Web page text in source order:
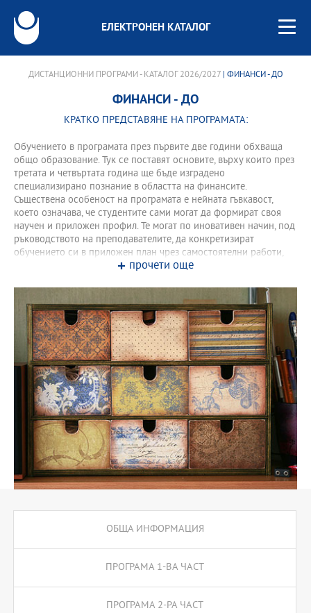
ЕЛЕКТРОНЕН КАТАЛОГ
ДИСТАНЦИОННИ ПРОГРАМИ - КАТАЛОГ 2026/2027| ФИНАНСИ - ДО
ФИНАНСИ - ДО
КРАТКО ПРЕДСТАВЯНЕ НА ПРОГРАМАТА:
Обучението в програмата през първите две години обхваща
общо образование. Тук се поставят основите, върху които през
третата и четвъртата година ще бъде изградено
специализирано познание в областта на финансите.
Съществена особеност на програмата е нейната гъвкавост,
което означава, че студентите сами могат да формират своя
научен и приложен профил. Те могат по иновативен начин, под
ръководството на преподавателите, да конкретизират
обучението си в приложен план чрез самостоятелни работи,
които акцентират върху ключови, актуални въпроси от
научни направления, като Микро- и Макроикономика,
Международна икономика, Основи на счетоводството и др.,
студентите изучават Въведение във финансите, Основи на
управлението и т.н.
прочети още
ОБЩА ИНФОРМАЦИЯ
ПРОГРАМА 1-ВА ЧАСТ
ПРОГРАМА 2-РА ЧАСТ